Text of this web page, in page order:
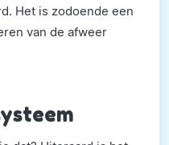
Het is zodoende een
van de afweer